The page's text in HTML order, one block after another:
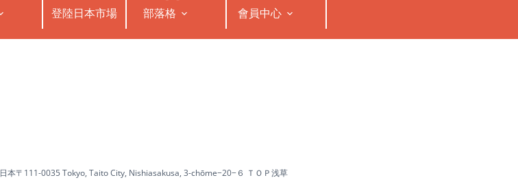
登陸日本市場 部落格 會員中心
日本〒111-0035 Tokyo, Taito City, Nishiasakusa, 3-chōme−20−６ ＴＯＰ浅草